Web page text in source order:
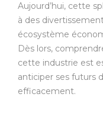
Aujourd’hui, cette
à des
écosystème
Dès lors,
cette industrie est
anticiper ses futurs
efficacement.